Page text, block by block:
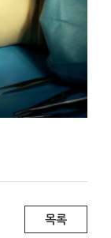
목록